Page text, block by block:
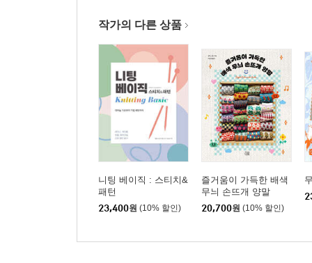
작가의 다른 상품
니팅 베이직 : 스티치&
패턴
23,400원 (10% 할인)
즐거움이 가득한 배색
무늬 손뜨개 양말
20,700원 (10% 할인)